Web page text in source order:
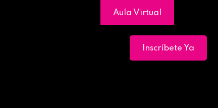
Aula Virtual
Inscríbete Ya